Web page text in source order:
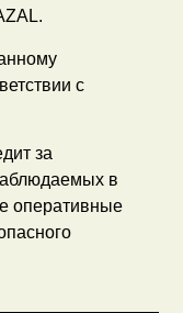
с
за
в
оперативные